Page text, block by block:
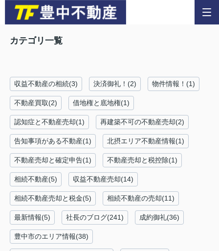
カテゴリ一覧
収益不動産の相続(3) 決済御礼！(2) 物件情報！(1)
不動産買取(2) 借地権と底地権(1)
認知症と不動産売却(1) 再建築不可の不動産売却(2)
告知事項がある不動産(1) 北摂エリア不動産情報(1)
不動産売却と確定申告(1) 不動産売却と税控除(1)
相続不動産(5) 収益不動産売却(14)
相続不動産売却と税金(5) 相続不動産の売却(11)
最新情報(5) 社長のブログ(241) 成約御礼(36)
豊中市のエリア情報(38)